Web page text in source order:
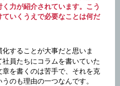
力が紹介されています。こう
いくうえで必要なことは何だ
することが大事だと思いま
員たちにコラムを書いていた
を書くのは苦手で、それを克
のも理由の一つなんです。